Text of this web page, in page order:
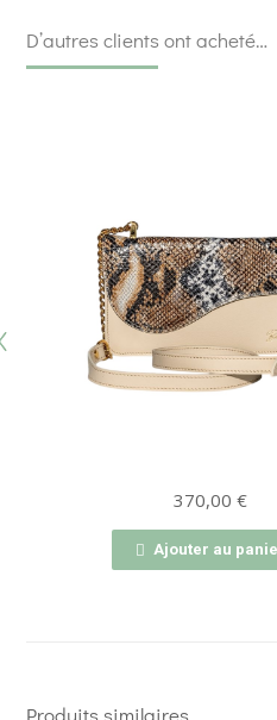
D’autres clients ont acheté…
370,00€
Ajouter au panier